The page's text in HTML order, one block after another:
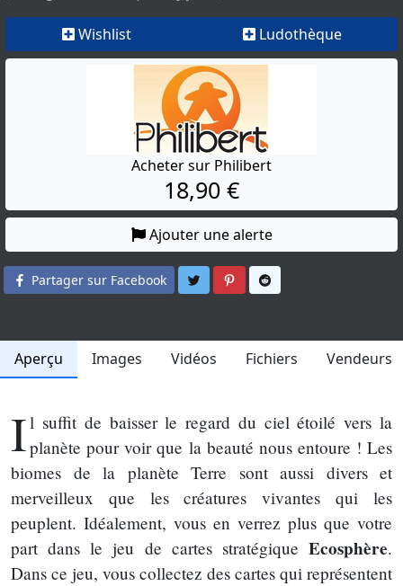
Wishlist Ludothèque
Acheter sur Philibert
18,90 €
Ajouter une alerte
Partager sur Facebook Partager sur Twitter
Partager sur Pinterest
Aperçu Images Vidéos Fichiers Vendeurs
Il suffit de baisser le regard du ciel étoilé vers la
planète pour voir que la beauté nous entoure ! Les
biomes de la planète Terre sont aussi divers et
merveilleux que les créatures vivantes qui les
peuplent. Idéalement, vous en verrez plus que votre
part dans le jeu de cartes stratégique Ecosphère.
Dans ce jeu, vous collectez des cartes qui représentent